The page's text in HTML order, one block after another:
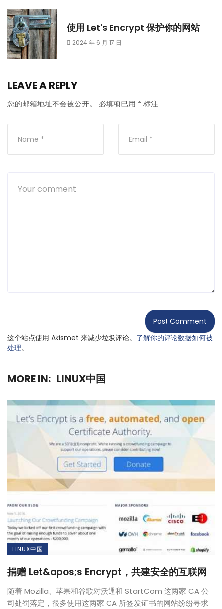
使用 Let's Encrypt 保护你的网站
2024 年 6 月 17 日
LEAVE A REPLY
您的邮箱地址不会被公开。 必填项已用 * 标注
这个站点使用 Akismet 来减少垃圾评论。 了解你的评论数据如何被
处理。
MORE IN: LINUX中国
LINUX中国
捐赠 Let&apos;s Encrypt，共建安全的互联网
随着 Mozilla、苹果和谷歌对沃通和 StartCom 这两家 CA 公
司处罚落定，很多使用这两家 CA 所签发证书的网站纷纷寻求